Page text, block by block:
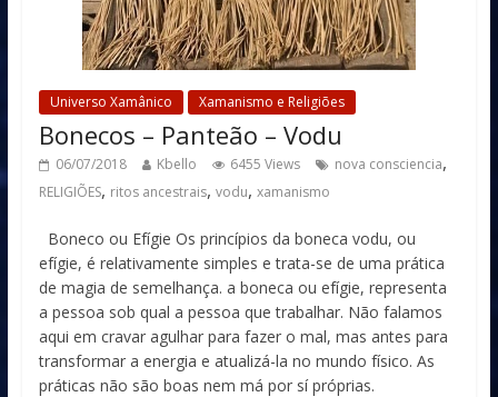
Universo Xamânico Xamanismo e Religiões
Bonecos – Panteão – Vodu
06/07/2018 Kbello 6455 Views nova consciencia,
RELIGIÕES, ritos ancestrais, vodu, xamanismo
Boneco ou Efígie Os princípios da boneca vodu, ou
efígie, é relativamente simples e trata-se de uma prática
de magia de semelhança. a boneca ou efígie, representa
a pessoa sob qual a pessoa que trabalhar. Não falamos
aqui em cravar agulhar para fazer o mal, mas antes para
transformar a energia e atualizá-la no mundo físico. As
práticas não são boas nem má por sí próprias.